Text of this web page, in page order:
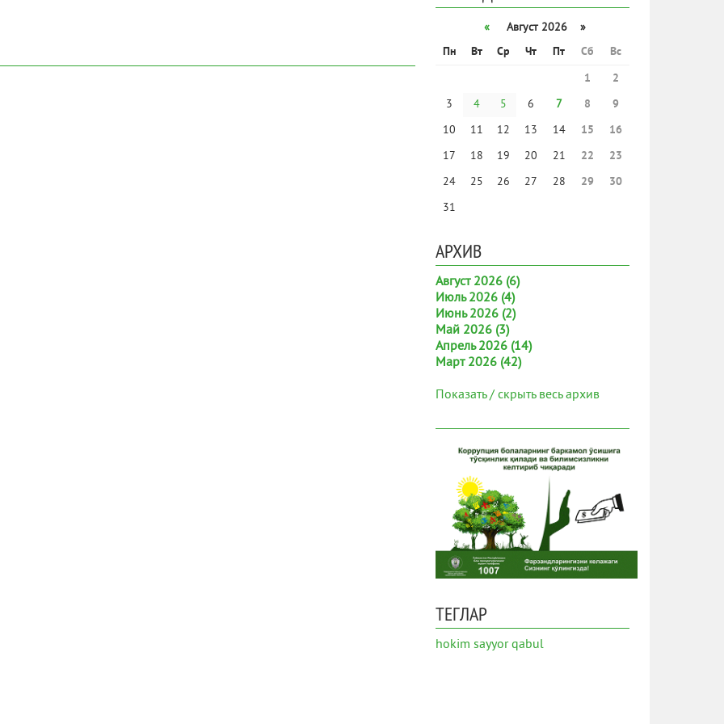
«
Август 2026 »
Пн
Вт Ср Чт Пт Сб
Вс
1
2
3
4 5 6 7 8
9
10
11 12 13 14 15
16
17
18 19 20 21 22
23
24
25 26 27 28 29
30
31
АРХИВ
Август 2026 (6)
Июль 2026 (4)
Июнь 2026 (2)
Май 2026 (3)
Апрель 2026 (14)
Март 2026 (42)
Показать / скрыть весь архив
ТЕГЛАР
hokim sayyor qabul